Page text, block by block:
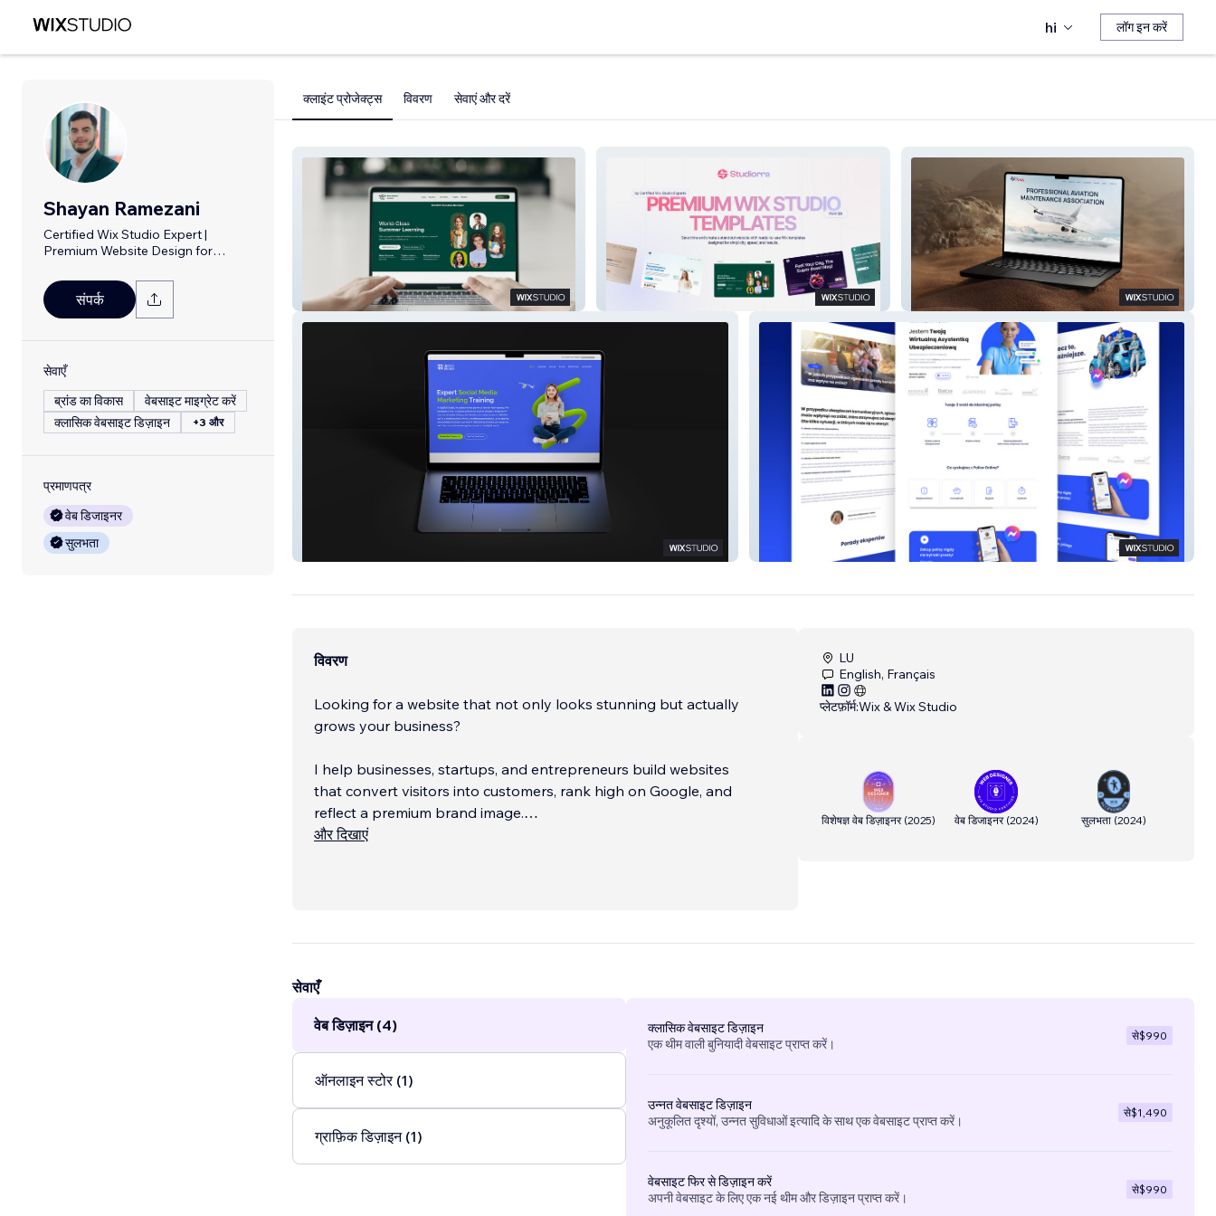
hi लॉग इन करें
Shayan Ramezani
Certified Wix Studio Expert |
Premium Website Design for
संपर्क
सेवाएँ
ब्रांड का विकास
वेबसाइट माइग्रेट करें
क्लासिक वेबसाइट डिज़ाइन
+3 और
प्रमाणपत्र
वेब डिजाइनर
सुलभता
क्लाइंट प्रोजेक्ट्स विवरण सेवाएं और दरें
World Scholars Academy South Texas Pama
विवरण
Looking for a website that not only looks stunning but actually
grows your business?
I help businesses, startups, and entrepreneurs build websites
that convert visitors into customers, rank high on Google, and
reflect a premium brand image.
और दिखाएं
LU
English, Français
प्लेटफ़ॉर्म:Wix & Wix Studio
विशेषज्ञ वेब डिज़ाइनर(2025) वेब डिजाइनर(2024) सुलभता (2024)
सेवाएँ
वेब डिज़ाइन (4)
ऑनलाइन स्टोर (1)
ग्राफ़िक डिज़ाइन (1)
क्लासिक वेबसाइट डिज़ाइन
एक थीम वाली बुनियादी वेबसाइट प्राप्त करें।
से$990
उन्नत वेबसाइट डिज़ाइन
अनुकूलित दृश्यों, उन्नत सुविधाओं इत्यादि के साथ एक वेबसाइट प्राप्त करें।
से$1,490
वेबसाइट फिर से डिज़ाइन करें
अपनी वेबसाइट के लिए एक नई थीम और डिज़ाइन प्राप्त करें।
से$990